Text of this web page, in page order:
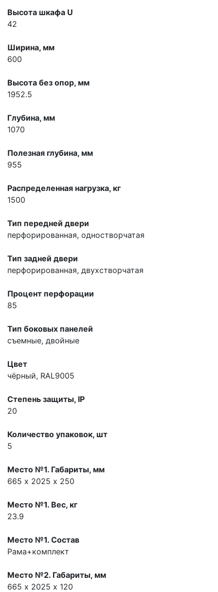
Высота шкафа U
42
Ширина, мм
600
Высота без опор, мм
1952.5
Глубина, мм
1070
Полезная глубина, мм
955
Распределенная нагрузка, кг
1500
Тип передней двери
перфорированная, одностворчатая
Тип задней двери
перфорированная, двухстворчатая
Процент перфорации
85
Тип боковых панелей
съемные, двойные
Цвет
чёрный, RAL9005
Степень защиты, IP
20
Количество упаковок, шт
5
Место №1. Габариты, мм
665 х 2025 х 250
Место №1. Вес, кг
23.9
Место №1. Состав
Рама+комплект
Место №2. Габариты, мм
665 х 2025 х 120